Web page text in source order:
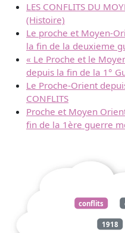
LES CONFLITS DU
(Histoire)
Le proche et Moyen-
la fin de la deuxieme
« Le Proche et le
depuis la fin de la 1°
Le Proche-Orient
CONFLITS
Proche et Moyen
fin de la 1ère guerre
conflits
1918